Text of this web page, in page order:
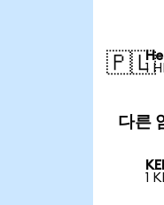
🇵🇱
1
다른
1